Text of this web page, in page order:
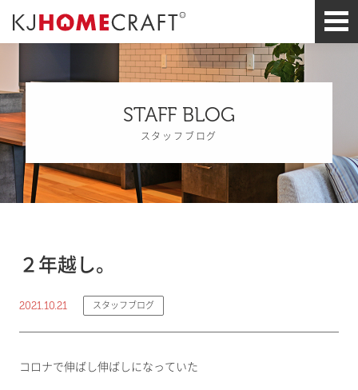
STAFF BLOG
スタッフブログ
２年越し。
2021.10.21 スタッフブログ
コロナで伸ばし伸ばしになっていた